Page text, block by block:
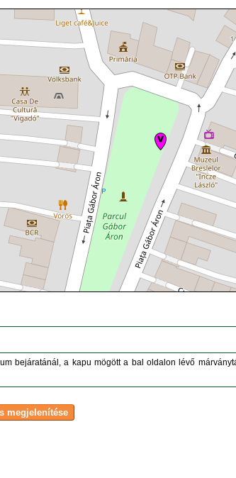
bejáratánál, a kapu mögött a bal oldalon lévő